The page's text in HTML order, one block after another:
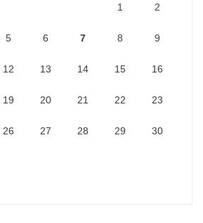
1 2
5 6 7 8 9
12 13 14 15 16
19 20 21 22 23
26 27 28 29 30